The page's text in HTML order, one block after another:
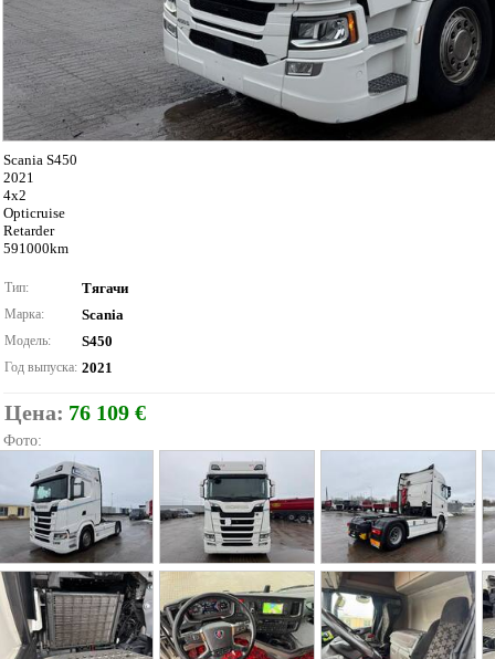
Scania S450
2021
4x2
Opticruise
Retarder
591000km
Тип: Тягачи
Марка: Scania
Модель: S450
Год выпуска: 2021
Цена: 76 109 €
Фото: